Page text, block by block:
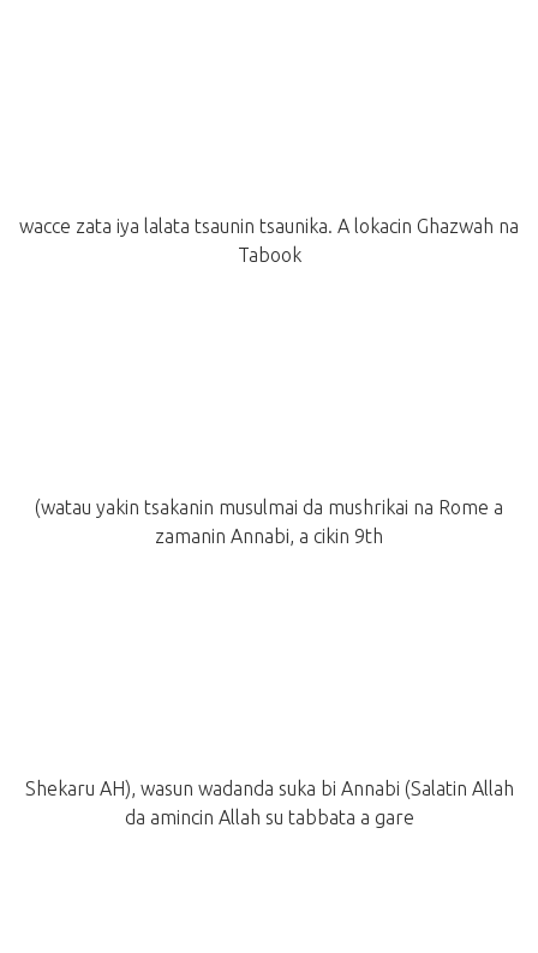
wacce zata iya lalata tsaunin tsaunika. A lokacin Ghazwah na
Tabook
(watau yakin tsakanin musulmai da mushrikai na Rome a
zamanin Annabi, a cikin 9th
Shekaru AH), wasun wadanda suka bi Annabi (Salatin Allah
da amincin Allah su tabbata a gare